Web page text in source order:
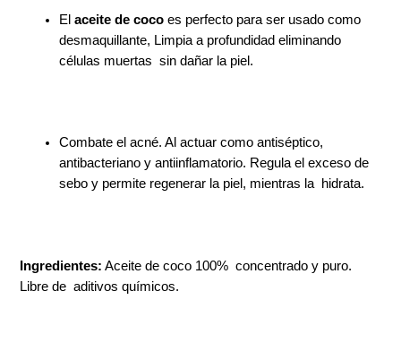
Elaceite de coco es perfecto para ser usado como
desmaquillante, Limpia a profundidad eliminando
células muertas sin dañar la piel.
Combate el acné. Al actuar como antiséptico,
antibacteriano y antiinflamatorio. Regula el exceso de
sebo y permite regenerar la piel, mientras la hidrata.
Ingredientes: Aceite de coco 100% concentrado y puro.
Libre de aditivos químicos.